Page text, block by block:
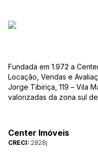
Fundada em 1.972 a
Locação, Vendas e
Jorge Tibiriça, 119 – Vila
valorizadas da zona sul
atuantes imobiliárias da
Regional dos Corretores
Sindicato das Empresas
Center Imóveis
CRECI: 2828j